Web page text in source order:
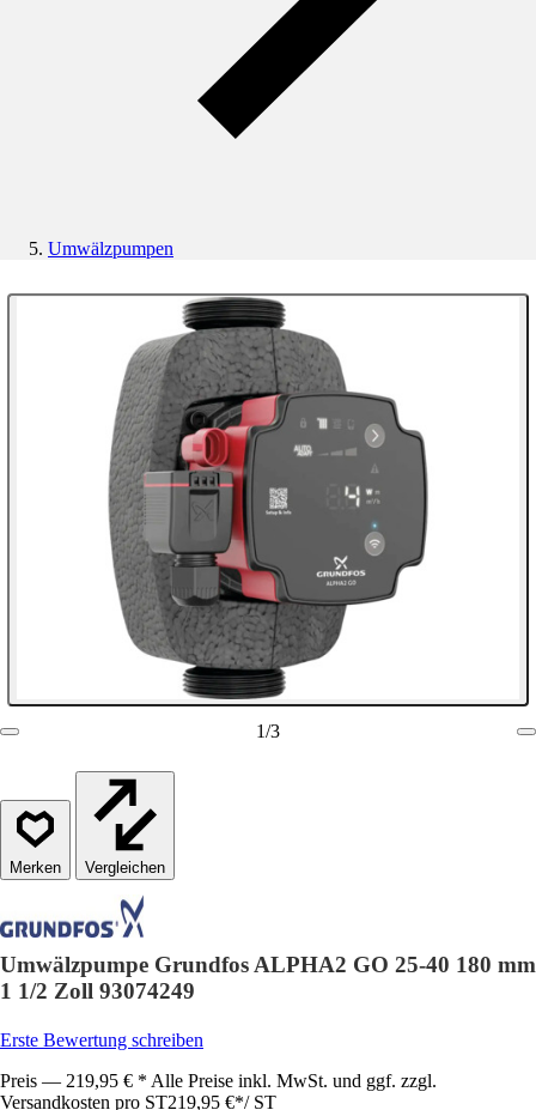
Umwälzpumpen
1/3
Vergleichen
Umwälzpumpe Grundfos ALPHA2 GO 25-40 180 mm
1 1/2 Zoll 93074249
Erste Bewertung schreiben
Preis — 219,95 € * Alle Preise inkl. MwSt. und ggf. zzgl.
Versandkosten pro ST219,95 €*/ ST